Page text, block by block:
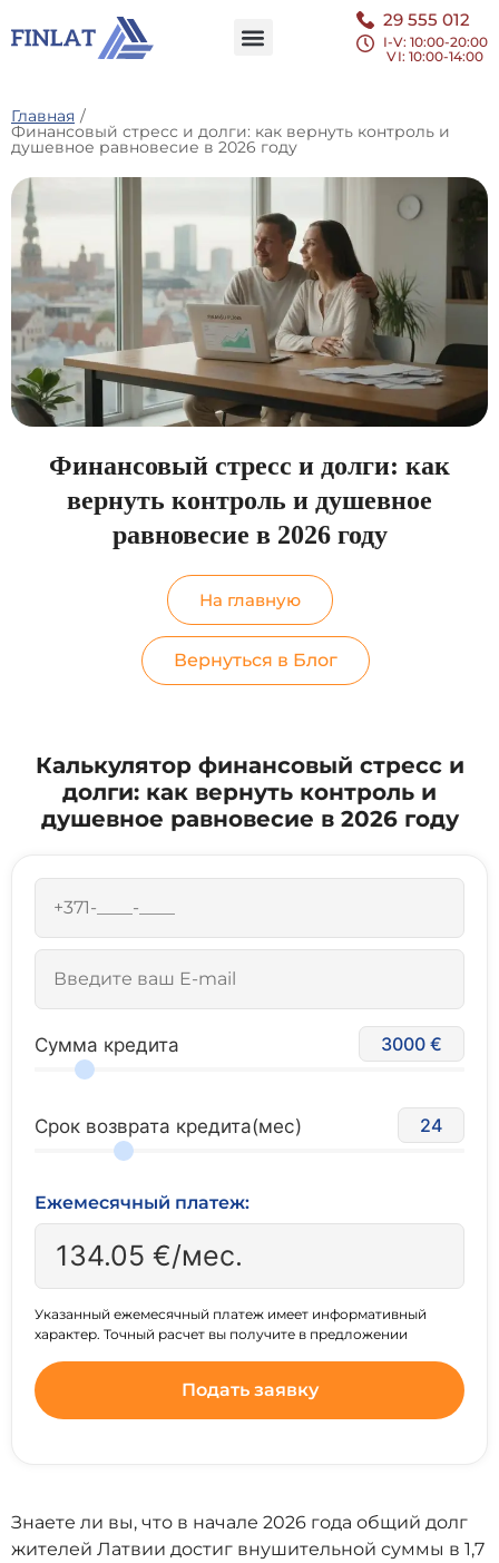
29 555 012
I-V: 10:00-20:00
VI: 10:00-14:00
Главная /
Финансовый стресс и долги: как вернуть контроль и
душевное равновесие в 2026 году
Финансовый стресс и долги: как
вернуть контроль и душевное
равновесие в 2026 году
На главную
Вернуться в Блог
Калькулятор финансовый стресс и
долги: как вернуть контроль и
душевное равновесие в 2026 году
Сумма кредита 3000
Срок возврата кредита(мес) 24
Ежемесячный платеж:
134.05 €/мес.
Указанный ежемесячный платеж имеет информативный
характер. Точный расчет вы получите в предложении
Подать заявку
Знаете ли вы, что в начале 2026 года общий долг
жителей Латвии достиг внушительной суммы в 1,7